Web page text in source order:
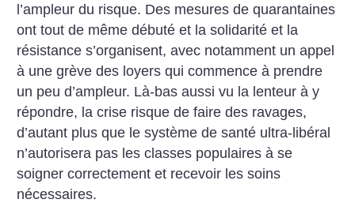
l’ampleur du risque. Des mesures de quarantaines
ont tout de même débuté et la solidarité et la
résistance s’organisent, avec notamment un appel
à une grève des loyers qui commence à prendre
un peu d’ampleur. Là-bas aussi vu la lenteur à y
répondre, la crise risque de faire des ravages,
d’autant plus que le système de santé ultra-libéral
n’autorisera pas les classes populaires à se
soigner correctement et recevoir les soins
nécessaires.